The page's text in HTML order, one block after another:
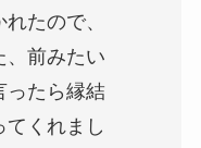
たので、
、前みたい
ったら縁結
てくれまし